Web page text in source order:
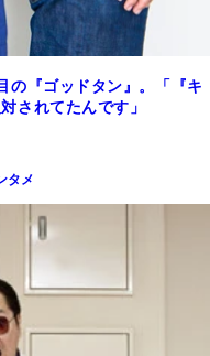
の『ゴッドタン』。「『キ
されてたんです」
タメ